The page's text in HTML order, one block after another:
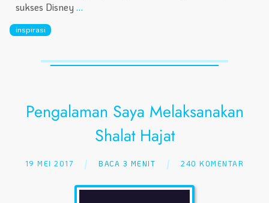
sukses Disney …
inspirasi
Pengalaman Saya Melaksanakan
Shalat Hajat
19 MEI 2017 BACA 3 MENIT 240 KOMENTAR